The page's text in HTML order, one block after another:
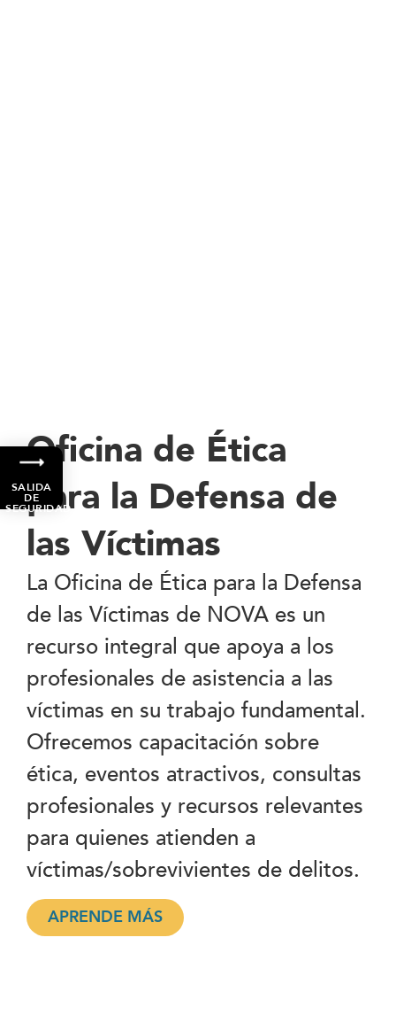
Oficina de Ética
para la Defensa de
las Víctimas
La Oficina de Ética para la Defensa
de las Víctimas de NOVA es un
recurso integral que apoya a los
profesionales de asistencia a las
víctimas en su trabajo fundamental.
Ofrecemos capacitación sobre
ética, eventos atractivos, consultas
profesionales y recursos relevantes
para quienes atienden a
víctimas/sobrevivientes de delitos.
APRENDE MÁS
SALIDA
DE
SEGURIDAD